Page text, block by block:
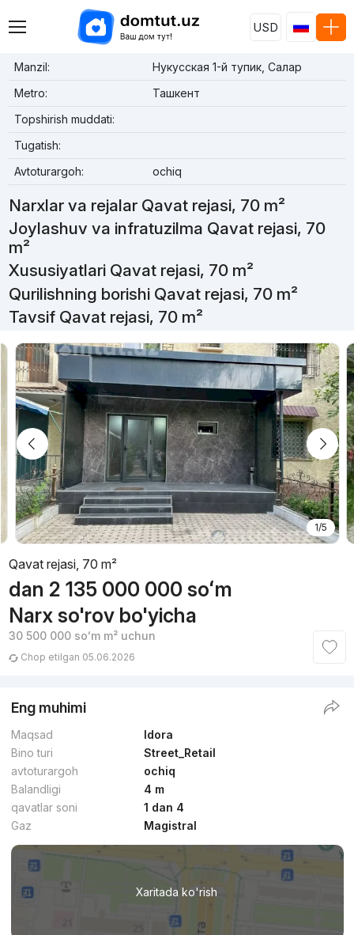
USD
Manzil:
Нукусская 1-й тупик, Салар
Metro:
Ташкент
Topshirish muddati:
Tugatish:
Avtoturargoh:
ochiq
Narxlar va rejalar Qavat rejasi, 70 m²
Joylashuv va infratuzilma Qavat rejasi, 70
m²
Xususiyatlari Qavat rejasi, 70 m²
Qurilishning borishi Qavat rejasi, 70 m²
Tavsif Qavat rejasi, 70 m²
1/5
Qavat rejasi, 70 m²
dan 2 135 000 000 soʻm
Narx so'rov bo'yicha
30 500 000 soʻmm² uchun
Chop etilgan 05.06.2026
Eng muhimi
Maqsad
Idora
Bino turi
Street_Retail
avtoturargoh
ochiq
Balandligi
4 m
qavatlar soni
1 dan 4
Gaz
Magistral
Xaritada ko'rish